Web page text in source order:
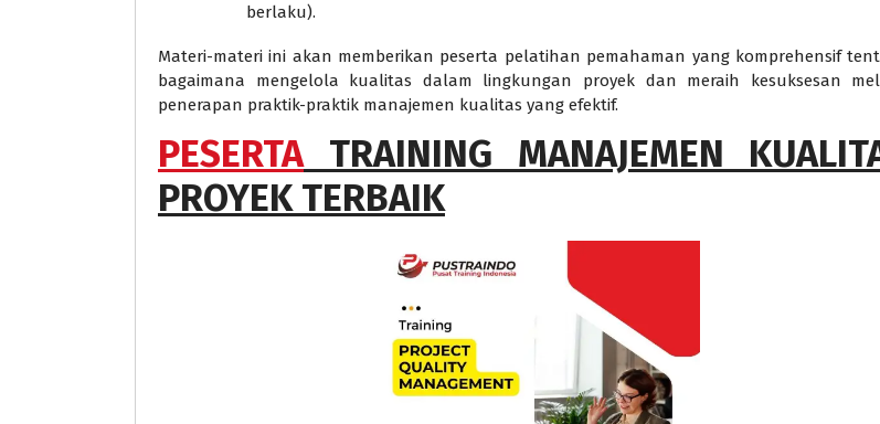
berlaku).
Materi-materi ini akan memberikan peserta pelatihan pemahaman yang komprehensif
bagaimana mengelola kualitas dalam lingkungan proyek dan meraih kesuksesan
penerapan praktik-praktik manajemen kualitas yang efektif.
PESERTATRAINING MANAJEMEN
PROYEK TERBAIK